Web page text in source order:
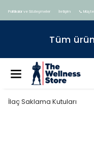
Politikalar ve Sözleşmeler İletişim 📞
Tüm
İlaç Saklama Kutuları